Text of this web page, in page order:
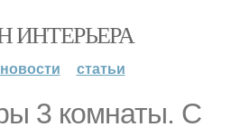
ИНТЕРЬЕРА
новости статьи
3 комнаты. С